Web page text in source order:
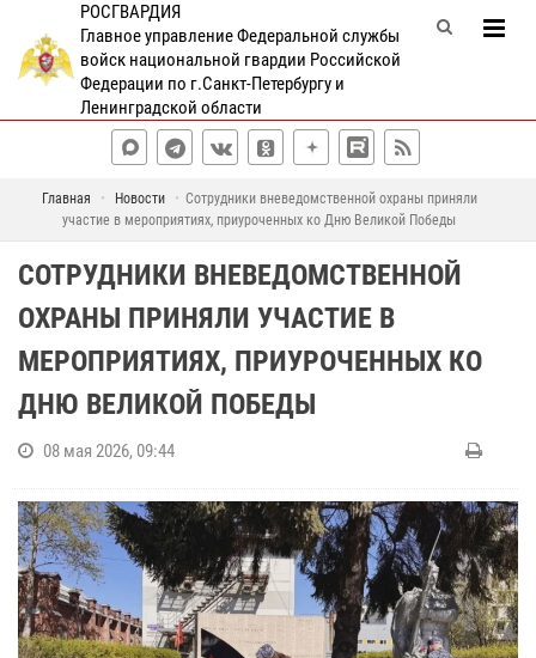
РОСГВАРДИЯ
Главное управление Федеральной службы
войск национальной гвардии Российской
Федерации по г.Санкт-Петербургу и
Ленинградской области
Главная Новости
Сотрудники вневедомственной охраны приняли
участие в мероприятиях, приуроченных ко Дню Великой Победы
СОТРУДНИКИ ВНЕВЕДОМСТВЕННОЙ
ОХРАНЫ ПРИНЯЛИ УЧАСТИЕ В
МЕРОПРИЯТИЯХ, ПРИУРОЧЕННЫХ КО
ДНЮ ВЕЛИКОЙ ПОБЕДЫ
08 мая 2026, 09:44